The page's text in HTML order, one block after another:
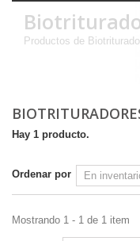
Productos de
Hay 1 producto.
Ordenar por
Mostrando 1 - 1 de 1 item